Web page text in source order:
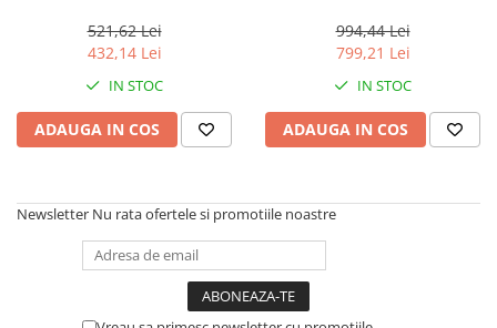
Mandrine , Model 2023
521,62 Lei
432,14 Lei
IN STOC
ADAUGA IN COS
Bpm , 42 J , 30 mm
994,44 Lei
799,21 Lei
IN STOC
ADAUGA IN COS
Newsletter Nu rata ofertele si promotiile noastre